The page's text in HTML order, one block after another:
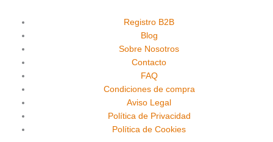
Registro B2B
Blog
Sobre Nosotros
Contacto
FAQ
Condiciones de compra
Aviso Legal
Política de Privacidad
Política de Cookies
e
b
o
o